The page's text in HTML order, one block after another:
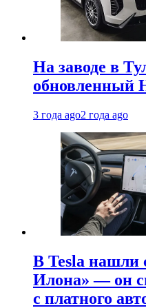
На заводе в
обновленный
3 года ago2 года ago
В Tesla нашли
Илона» — он
с платного